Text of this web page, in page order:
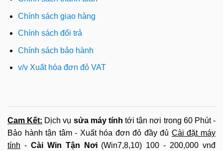
Chính sách giao hàng
Chính sách đổi trả
Chính sách bảo hành
v/v Xuất hóa đơn đỏ VAT
Cam Kết: Dịch vụ sửa máy tính tới tận nơi trong 60 Phút -
Bảo hành tận tâm - Xuất hóa đơn đỏ đầy đủ Cài đặt máy
tính - Cài Win Tận Nơi(Win7,8,10) 100 - 200,000 vnđ